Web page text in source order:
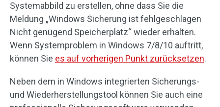
Systemabbild zu erstellen, ohne dass Sie die
Meldung „Windows Sicherung ist fehlgeschlagen
Nicht genügend Speicherplatz“ wieder erhalten.
Wenn Systemproblem in Windows 7/8/10 auftritt,
können Sie es auf vorherigen Punkt zurücksetzen.
Neben dem in Windows integrierten Sicherungs-
und Wiederherstellungstool können Sie auch eine